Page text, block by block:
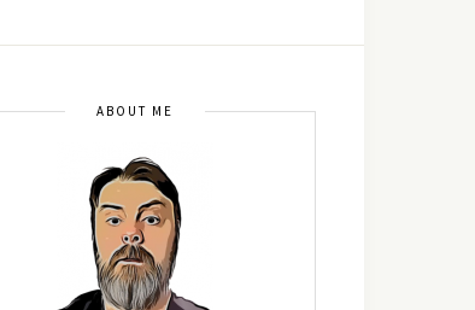
ABOUT ME